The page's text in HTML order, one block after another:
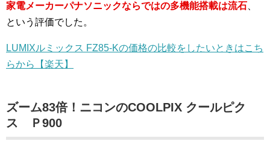
家電メーカーパナソニックならではの多機能搭載は流石
という評価でした。
LUMIXルミックス FZ85-Kの価格の比較をしたいときはこち
らから【楽天】
ズーム83倍！ニコンのCOOLPIX クールピク
ス Ｐ900